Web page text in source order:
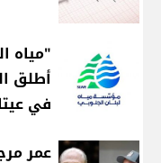
"مياه
أطلق
في
عمر